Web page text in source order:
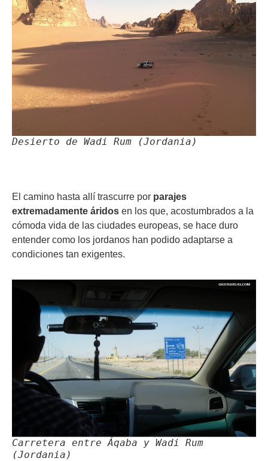
Desierto de Wadi Rum (Jordania)
El camino hasta allí trascurre por parajes
extremadamente áridos en los que, acostumbrados a la
cómoda vida de las ciudades europeas, se hace duro
entender como los jordanos han podido adaptarse a
condiciones tan exigentes.
Carretera entre Áqaba y Wadi Rum
(Jordania)